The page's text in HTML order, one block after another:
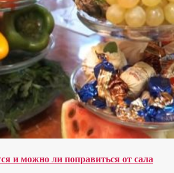
и можно ли поправиться от сала